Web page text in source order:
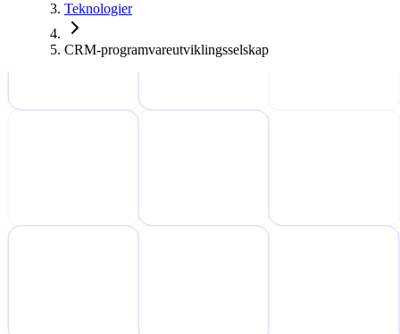
Teknologier
CRM-programvareutviklingsselskap